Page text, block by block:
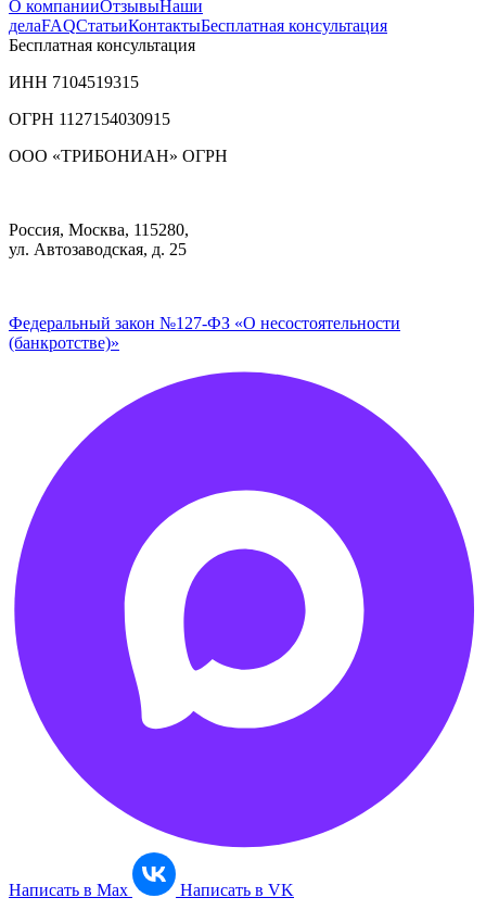
О компанииОтзывыНаши
делаFAQСтатьиКонтактыБесплатная консультация
Бесплатная консультация
ИНН 7104519315
ОГРН 1127154030915
ООО «ТРИБОНИАН» ОГРН
Россия, Москва, 115280,
ул. Автозаводская, д. 25
Федеральный закон №127-ФЗ «О несостоятельности
(банкротстве)»
Написать в Max Написать в VK